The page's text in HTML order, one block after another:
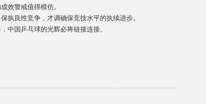
效警戒值得模仿。
执良性竞争，才调确保竞技水平的执续进步。
中国乒乓球的光辉必将链接连接。